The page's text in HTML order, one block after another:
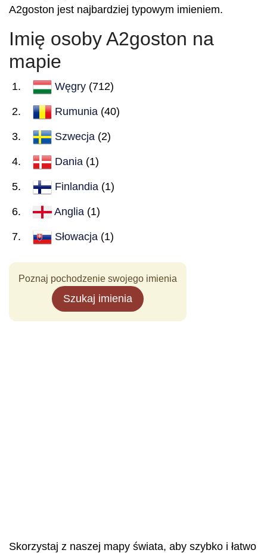
A2goston jest najbardziej typowym imieniem.
Imię osoby A2goston na
mapie
Węgry (712)
Rumunia (40)
Szwecja (2)
Dania (1)
Finlandia (1)
Anglia (1)
Słowacja (1)
Poznaj pochodzenie swojego imienia
Szukaj imienia
Skorzystaj z naszej mapy świata, aby szybko i łatwo